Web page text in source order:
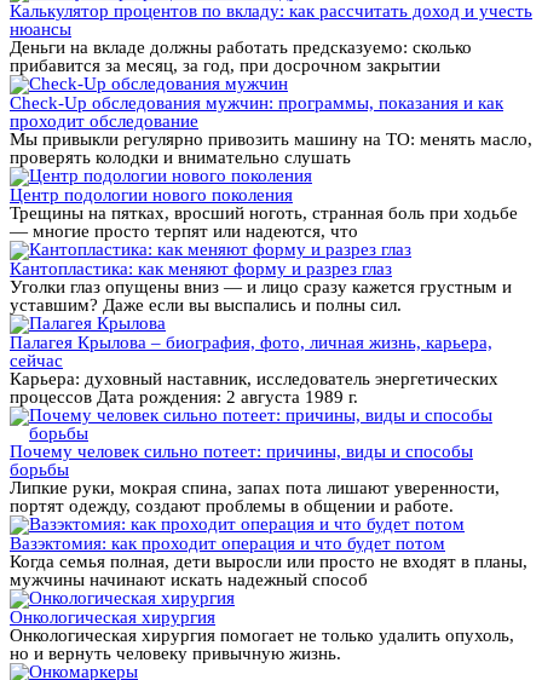
Калькулятор процентов по вкладу: как рассчитать доход и учесть
нюансы
Деньги на вкладе должны работать предсказуемо: сколько
прибавится за месяц, за год, при досрочном закрытии
Check-Up обследования мужчин: программы, показания и как
проходит обследование
Мы привыкли регулярно привозить машину на ТО: менять масло,
проверять колодки и внимательно слушать
Центр подологии нового поколения
Трещины на пятках, вросший ноготь, странная боль при ходьбе
— многие просто терпят или надеются, что
Кантопластика: как меняют форму и разрез глаз
Уголки глаз опущены вниз — и лицо сразу кажется грустным и
уставшим? Даже если вы выспались и полны сил.
Палагея Крылова – биография, фото, личная жизнь, карьера,
сейчас
Карьера: духовный наставник, исследователь энергетических
процессов Дата рождения: 2 августа 1989 г.
Почему человек сильно потеет: причины, виды и способы
борьбы
Липкие руки, мокрая спина, запах пота лишают уверенности,
портят одежду, создают проблемы в общении и работе.
Вазэктомия: как проходит операция и что будет потом
Когда семья полная, дети выросли или просто не входят в планы,
мужчины начинают искать надежный способ
Онкологическая хирургия
Онкологическая хирургия помогает не только удалить опухоль,
но и вернуть человеку привычную жизнь.